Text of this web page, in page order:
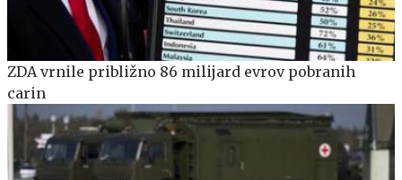
ZDA vrnile približno 86 milijard evrov pobranih
carin